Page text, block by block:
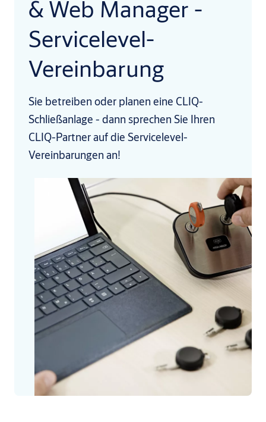
& Web Manager -
Servicelevel-
Vereinbarung
Sie betreiben oder planen eine CLIQ-
Schließanlage - dann sprechen Sie Ihren
CLIQ-Partner auf die Servicelevel-
Vereinbarungen an!